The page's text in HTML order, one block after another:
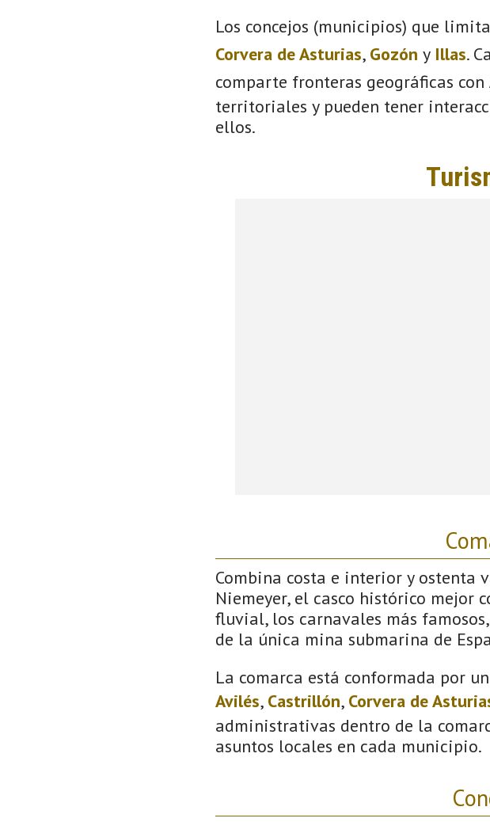
Los concejos (municipios) que
Corvera de Asturias, Gozón y Illas.
comparte fronteras geográficas con
territoriales y pueden tener
ellos.
Combina costa e interior y ostenta
Niemeyer, el casco histórico mejor
fluvial, los carnavales más
de la única mina submarina de
La comarca está conformada por
Avilés, Castrillón, Corvera de
administrativas dentro de la
asuntos locales en cada municipio.